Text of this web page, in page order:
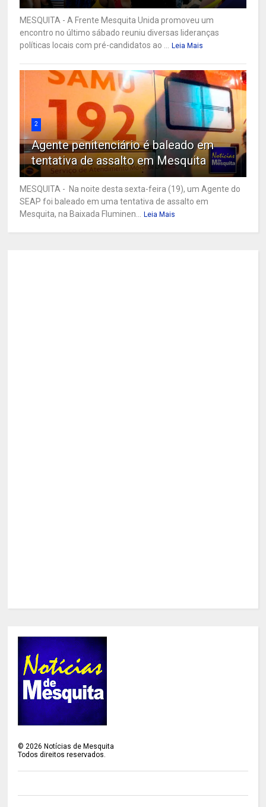
MESQUITA - A Frente Mesquita Unida promoveu um
encontro no último sábado reuniu diversas lideranças
políticas locais com pré-candidatos ao ... Leia Mais
2
Agente penitenciário é baleado em
tentativa de assalto em Mesquita
MESQUITA - Na noite desta sexta-feira (19), um Agente do
SEAP foi baleado em uma tentativa de assalto em
Mesquita, na Baixada Fluminen... Leia Mais
©2026 Notícias de Mesquita
Todos direitos reservados.